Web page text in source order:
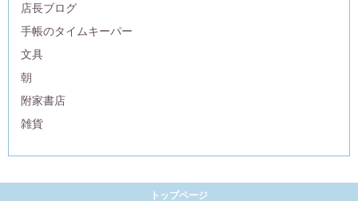
店長ブログ
手帳のタイムキーパー
文具
朝
附家書店
雑貨
トップページ